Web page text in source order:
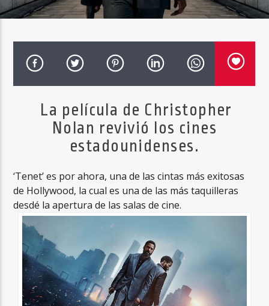
PROGRAMA ACTUAL
INFORMATIVO TURQUESA – 2DA EMISIÓN
Haahil FM
La película de Christopher
Nolan revivió los cines
estadounidenses.
‘Tenet’ es por ahora, una de las cintas más exitosas
de Hollywood, la cual es una de las más taquilleras
desdé la apertura de las salas de cine.